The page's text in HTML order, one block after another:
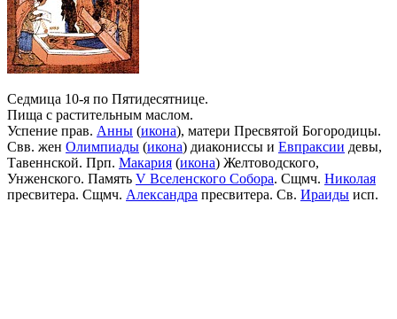
Седмица 10-я по Пятидесятнице.
Пища с растительным маслом.
Успение прав. Анны (икона), матери Пресвятой Богородицы.
Свв. жен Олимпиады (икона) диакониссы и Евпраксии девы,
Тавеннской. Прп. Макария (икона) Желтоводского,
Унженского. Память V Вселенского Собора. Сщмч. Николая
пресвитера. Сщмч. Александра пресвитера. Св. Ираиды исп.